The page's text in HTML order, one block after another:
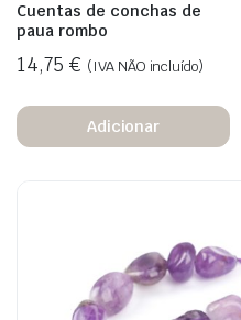
Cuentas de conchas de
paua rombo
14,75 € (IVA NÃO incluído)
Adicionar